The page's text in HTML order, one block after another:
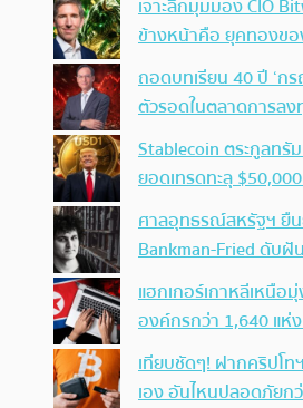
เจาะลึกมุมมอง CIO
ข้างหน้าคือ ยุคทองขอ
ถอดบทเรียน 40 ปี ‘ก
ตัวรอดในตลาดการล
Stablecoin ตระกูลทรั
ยอดเทรดทะลุ
ศาลอุทธรณ์สหรัฐฯ ยื
Bankman-Fried ดับ
แฮกเกอร์เกาหลีเหนือมุ่
องค์กรกว่า 1,640 แห่ง
เทียบชัดๆ! ฝากคริปโท
เอง อันไหนปลอดภัยก